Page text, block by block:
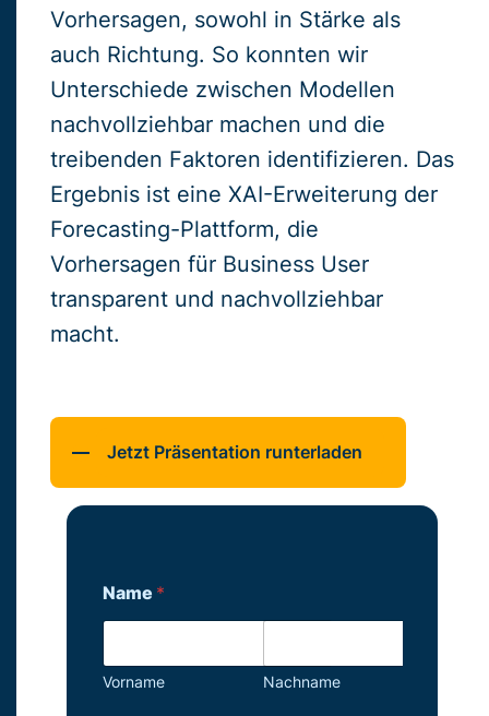
Vorhersagen, sowohl in Stärke als
auch Richtung. So konnten wir
Unterschiede zwischen Modellen
nachvollziehbar machen und die
treibenden Faktoren identifizieren. Das
Ergebnis ist eine XAI-Erweiterung der
Forecasting-Plattform, die
Vorhersagen für Business User
transparent und nachvollziehbar
macht.
Jetzt Präsentation runterladen
Name *
Vorname Nachname